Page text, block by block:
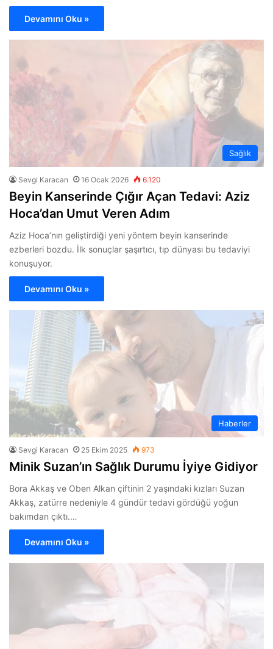
Devamını Oku »
Sağlık
Sevgi Karacan 16 Ocak 2026 6.120
Beyin Kanserinde Çığır Açan Tedavi: Aziz
Hoca’dan Umut Veren Adım
Aziz Hoca’nın geliştirdiği yeni yöntem beyin kanserinde
ezberleri bozdu. İlk sonuçlar şaşırtıcı, tıp dünyası bu tedaviyi
konuşuyor.
Devamını Oku »
Haberler
Sevgi Karacan 25 Ekim 2025 973
Minik Suzan’ın Sağlık Durumu İyiye Gidiyor
Bora Akkaş ve Oben Alkan çiftinin 2 yaşındaki kızları Suzan
Akkaş, zatürre nedeniyle 4 gündür tedavi gördüğü yoğun
bakımdan çıktı.…
Devamını Oku »